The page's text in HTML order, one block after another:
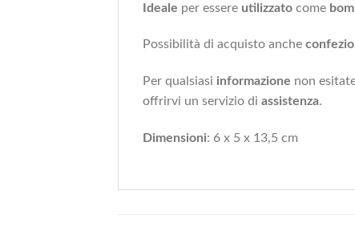
Ideale per essere utilizzato come
Possibilità di acquisto anche
Per qualsiasi informazione non
offrirvi un servizio di assistenza.
Dimensioni: 6 x 5 x 13,5 cm